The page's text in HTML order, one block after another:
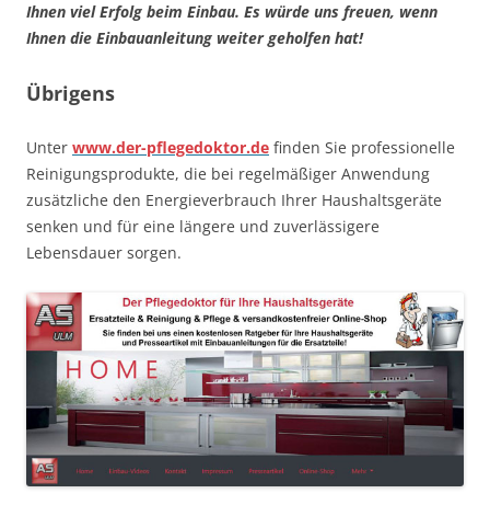
Ihnen viel Erfolg beim Einbau. Es würde uns freuen, wenn
Ihnen die Einbauanleitung weiter geholfen hat!
Übrigens
Unter www.der-pflegedoktor.de finden Sie professionelle
Reinigungsprodukte, die bei regelmäßiger Anwendung
zusätzliche den Energieverbrauch Ihrer Haushaltsgeräte
senken und für eine längere und zuverlässigere
Lebensdauer sorgen.